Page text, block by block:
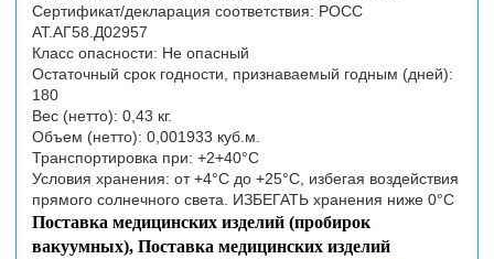
Сертификат/декларация соответствия: РОСС
АТ.АГ58.Д02957
Класс опасности: Не опасный
Остаточный срок годности, признаваемый годным (дней):
180
Вес (нетто): 0,43 кг.
Объем (нетто): 0,001933 куб.м.
Транспортировка при: +2+40°С
Условия хранения: от +4°С до +25°С, избегая воздействия
прямого солнечного света. ИЗБЕГАТЬ хранения ниже 0°С
Поставка медицинских изделий (пробирок
вакуумных), Поставка медицинских изделий